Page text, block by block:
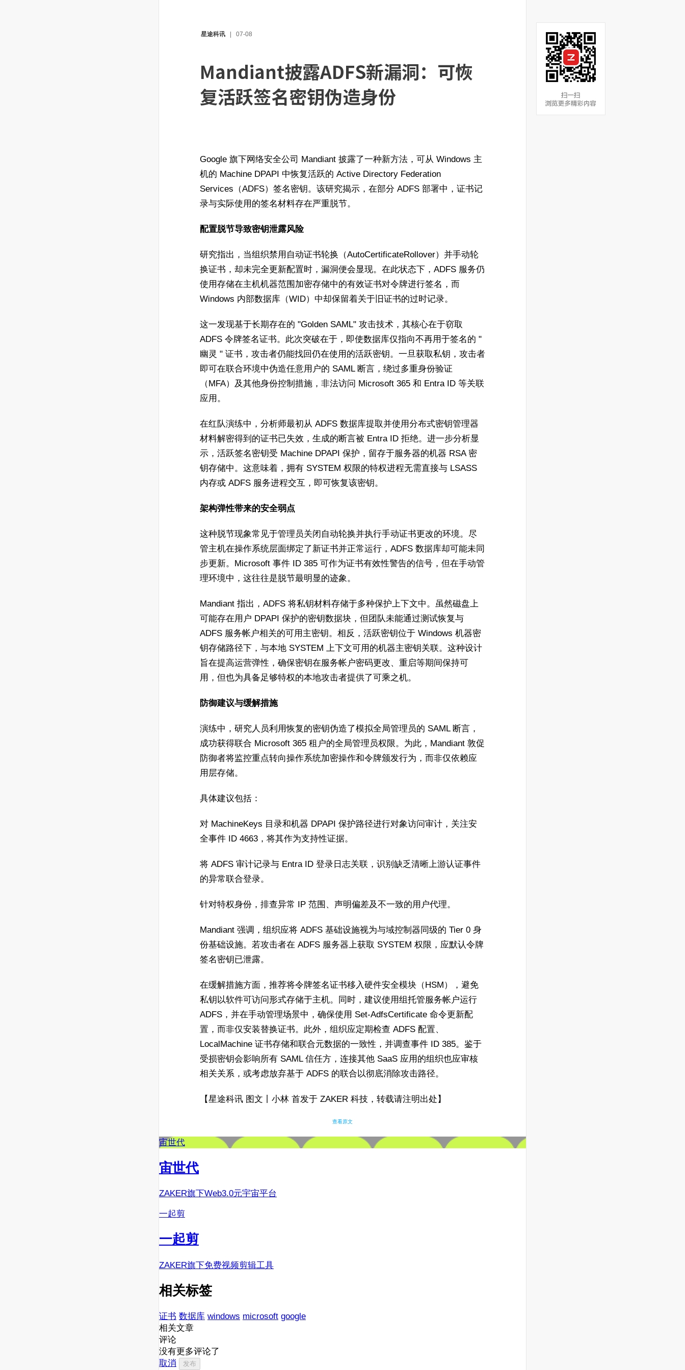
星途科讯 07-08
Mandiant披露ADFS新漏洞：可恢
复活跃签名密钥伪造身份
Google 旗下网络安全公司 Mandiant 披露了一种新方法，可从 Windows 主
机的 Machine DPAPI 中恢复活跃的 Active Directory Federation
Services（ADFS）签名密钥。该研究揭示，在部分 ADFS 部署中，证书记
录与实际使用的签名材料存在严重脱节。
配置脱节导致密钥泄露风险
研究指出，当组织禁用自动证书轮换（AutoCertificateRollover）并手动轮
换证书，却未完全更新配置时，漏洞便会显现。在此状态下，ADFS 服务仍
使用存储在主机机器范围加密存储中的有效证书对令牌进行签名，而
Windows 内部数据库（WID）中却保留着关于旧证书的过时记录。
这一发现基于长期存在的 "Golden SAML" 攻击技术，其核心在于窃取
ADFS 令牌签名证书。此次突破在于，即使数据库仅指向不再用于签名的 "
幽灵 " 证书，攻击者仍能找回仍在使用的活跃密钥。一旦获取私钥，攻击者
即可在联合环境中伪造任意用户的 SAML 断言，绕过多重身份验证
（MFA）及其他身份控制措施，非法访问 Microsoft 365 和 Entra ID 等关联
应用。
在红队演练中，分析师最初从 ADFS 数据库提取并使用分布式密钥管理器
材料解密得到的证书已失效，生成的断言被 Entra ID 拒绝。进一步分析显
示，活跃签名密钥受 Machine DPAPI 保护，留存于服务器的机器 RSA 密
钥存储中。这意味着，拥有 SYSTEM 权限的特权进程无需直接与 LSASS
内存或 ADFS 服务进程交互，即可恢复该密钥。
架构弹性带来的安全弱点
这种脱节现象常见于管理员关闭自动轮换并执行手动证书更改的环境。尽
管主机在操作系统层面绑定了新证书并正常运行，ADFS 数据库却可能未同
步更新。Microsoft 事件 ID 385 可作为证书有效性警告的信号，但在手动管
理环境中，这往往是脱节最明显的迹象。
Mandiant 指出，ADFS 将私钥材料存储于多种保护上下文中。虽然磁盘上
可能存在用户 DPAPI 保护的密钥数据块，但团队未能通过测试恢复与
ADFS 服务帐户相关的可用主密钥。相反，活跃密钥位于 Windows 机器密
钥存储路径下，与本地 SYSTEM 上下文可用的机器主密钥关联。这种设计
旨在提高运营弹性，确保密钥在服务帐户密码更改、重启等期间保持可
用，但也为具备足够特权的本地攻击者提供了可乘之机。
防御建议与缓解措施
演练中，研究人员利用恢复的密钥伪造了模拟全局管理员的 SAML 断言，
成功获得联合 Microsoft 365 租户的全局管理员权限。为此，Mandiant 敦促
防御者将监控重点转向操作系统加密操作和令牌颁发行为，而非仅依赖应
用层存储。
具体建议包括：
对 MachineKeys 目录和机器 DPAPI 保护路径进行对象访问审计，关注安
全事件 ID 4663，将其作为支持性证据。
将 ADFS 审计记录与 Entra ID 登录日志关联，识别缺乏清晰上游认证事件
的异常联合登录。
针对特权身份，排查异常 IP 范围、声明偏差及不一致的用户代理。
Mandiant 强调，组织应将 ADFS 基础设施视为与域控制器同级的 Tier 0 身
份基础设施。若攻击者在 ADFS 服务器上获取 SYSTEM 权限，应默认令牌
签名密钥已泄露。
在缓解措施方面，推荐将令牌签名证书移入硬件安全模块（HSM），避免
私钥以软件可访问形式存储于主机。同时，建议使用组托管服务帐户运行
ADFS，并在手动管理场景中，确保使用 Set-AdfsCertificate 命令更新配
置，而非仅安装替换证书。此外，组织应定期检查 ADFS 配置、
LocalMachine 证书存储和联合元数据的一致性，并调查事件 ID 385。鉴于
受损密钥会影响所有 SAML 信任方，连接其他 SaaS 应用的组织也应审核
相关关系，或考虑放弃基于 ADFS 的联合以彻底消除攻击路径。
【星途科讯 图文丨小林 首发于 ZAKER 科技，转载请注明出处】
查看原文
宙世代
宙世代
ZAKER旗下Web3.0元宇宙平台
一起剪
一起剪
ZAKER旗下免费视频剪辑工具
相关标签
证书 数据库 windows microsoft google
相关文章
评论
没有更多评论了
取消
发布